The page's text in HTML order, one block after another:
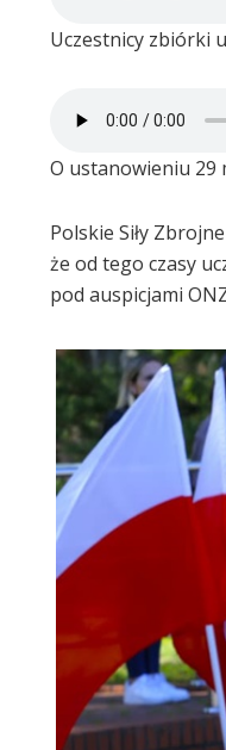
Uczestnicy zbiórki
O ustanowieniu 29
Polskie Siły
że od tego czasy
pod auspicjami